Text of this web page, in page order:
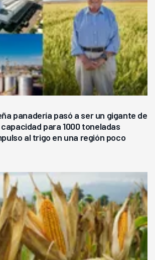
panadería pasó a ser un gigante de
para 1000 toneladas
al trigo en una región poco